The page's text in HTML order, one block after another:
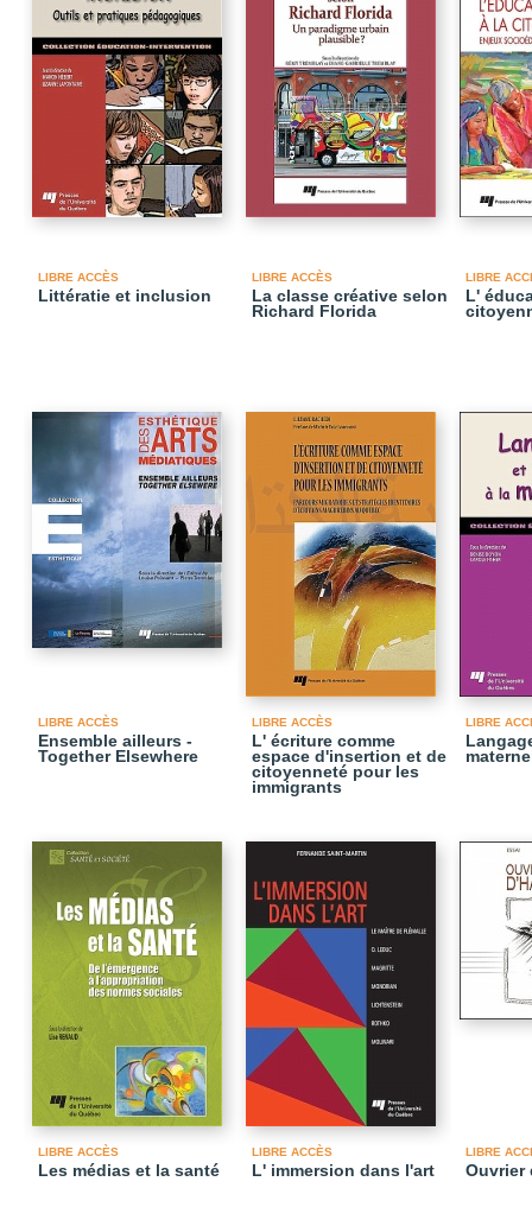
LIBRE ACCÈS
Littératie et inclusion
LIBRE ACCÈS
La classe créative selon
Richard Florida
LIBRE
L'
LIBRE ACCÈS
Ensemble ailleurs -
Together Elsewhere
LIBRE ACCÈS
L' écriture comme
espace d'insertion et de
citoyenneté pour les
immigrants
LIBRE
LIBRE ACCÈS
Les médias et la santé
LIBRE ACCÈS
L' immersion dans l'art
LIBRE
Ouvrier